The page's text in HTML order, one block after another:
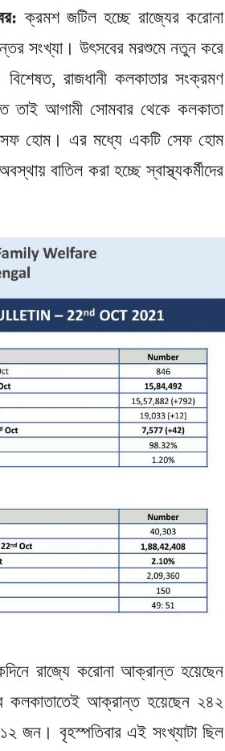
ক্রমশ জটিল হচ্ছে রাজ্যের করোনা
সংখ্যা। উৎসবের মরশুমে নতুন করে
রাজধানী কলকাতার সংক্রমণ
তাই আগামী সোমবার থেকে কলকাতা
সেফ হোম। এর মধ্যে একটি সেফ হোম
বাতিল করা হচ্ছে স্বাস্থ্যকর্মীদের
রাজ্যে করোনা আক্রান্ত হয়েছেন
আক্রান্ত হয়েছেন ২৪২
জন। বৃহস্পতিবার এই সংখ্যাটা ছিল